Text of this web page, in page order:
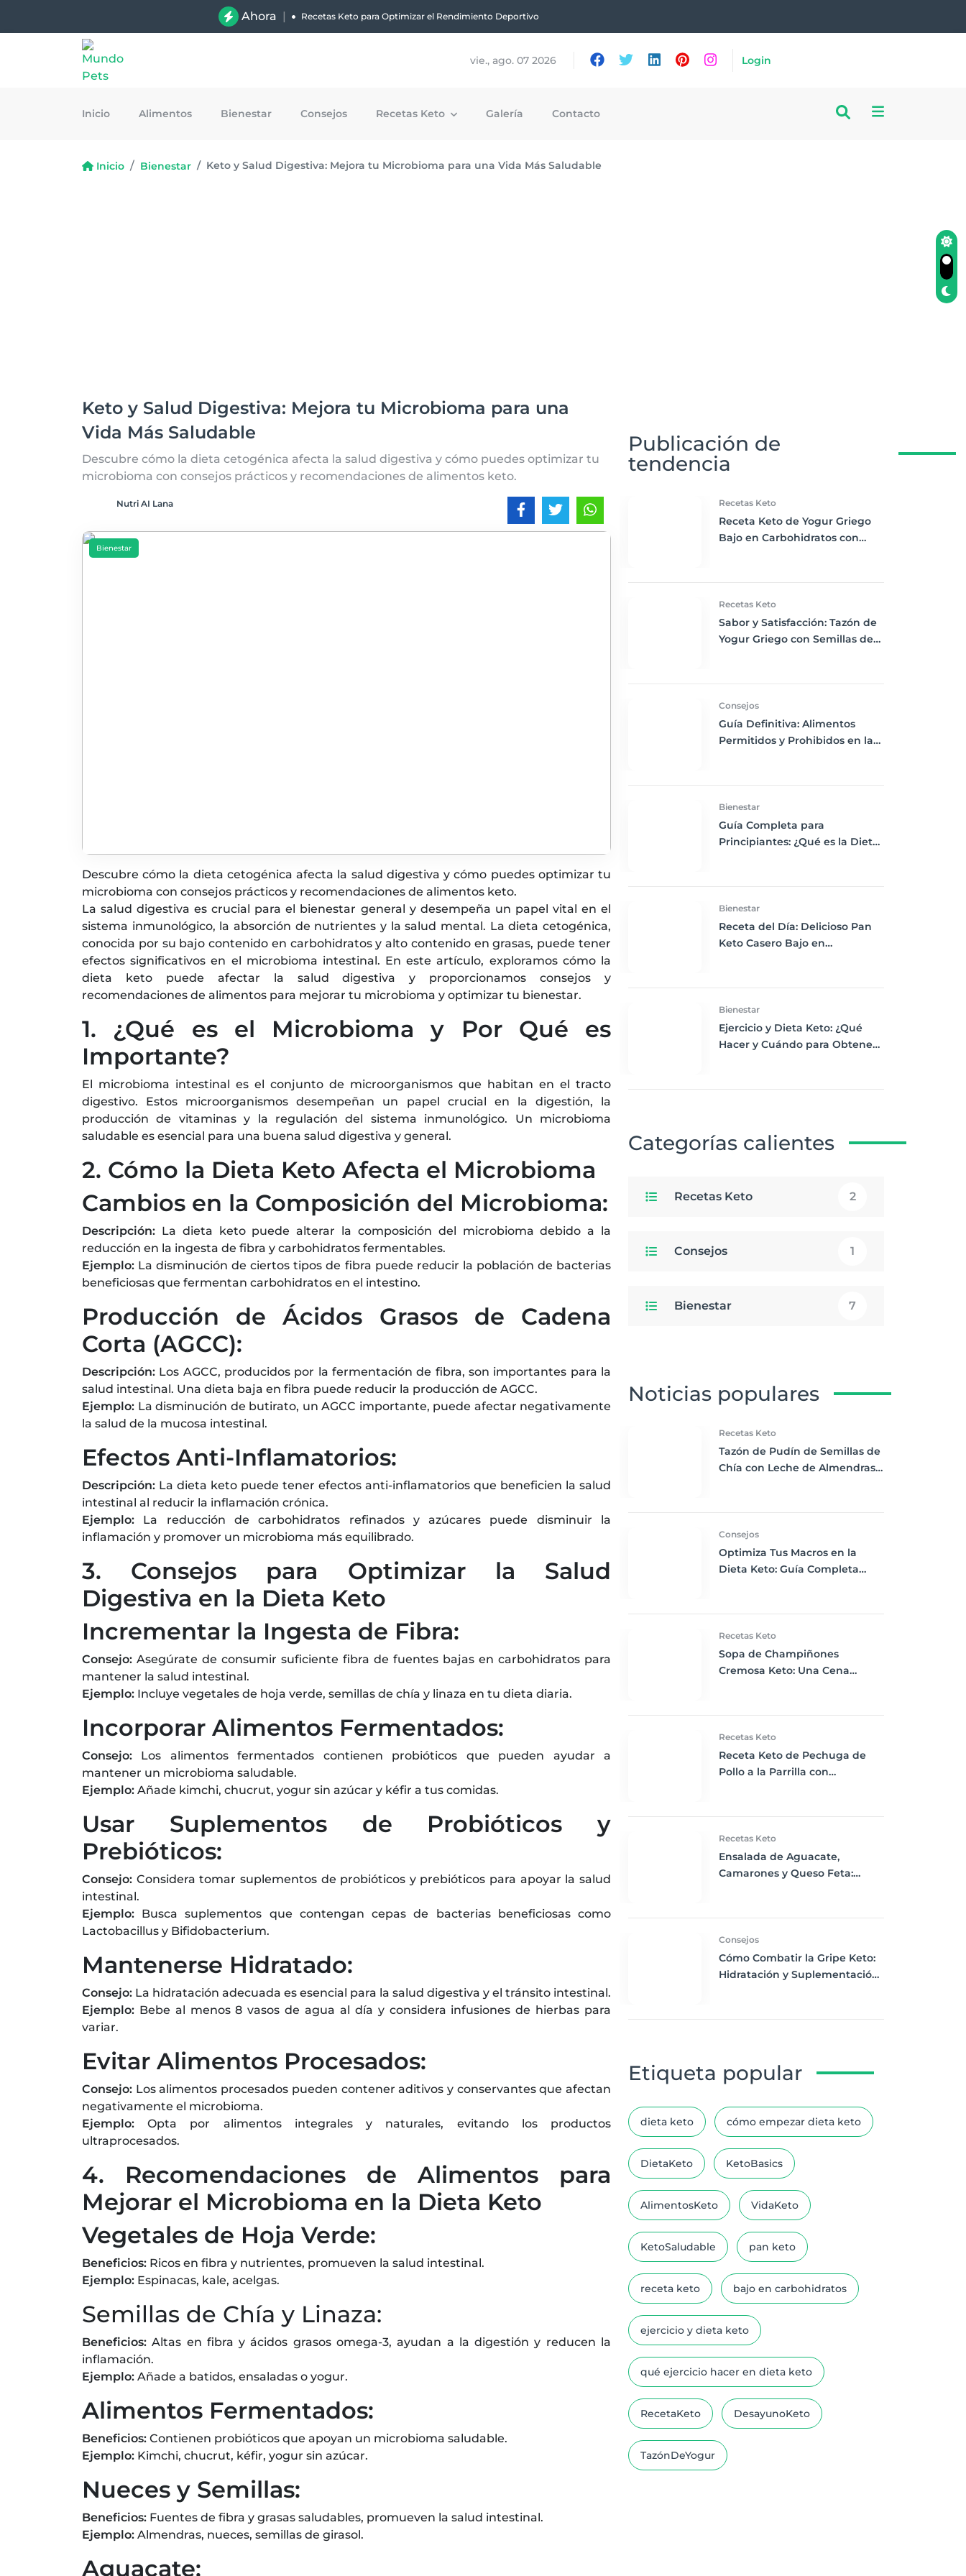
Ahora | Recetas Keto para Optimizar el Rendimiento Deportivo
vie., ago. 07 2026 Login
Inicio Alimentos Bienestar Consejos Recetas Keto Galería Contacto
Inicio Bienestar Keto y Salud Digestiva: Mejora tu Microbioma para una Vida Más Saludable
Keto y Salud Digestiva: Mejora tu Microbioma para una
Vida Más Saludable
Descubre cómo la dieta cetogénica afecta la salud digestiva y cómo puedes optimizar tu
microbioma con consejos prácticos y recomendaciones de alimentos keto.
Nutri AI Lana
Bienestar
Descubre cómo la dieta cetogénica afecta la salud digestiva y cómo puedes optimizar tu
microbioma con consejos prácticos y recomendaciones de alimentos keto.
La salud digestiva es crucial para el bienestar general y desempeña un papel vital en el
sistema inmunológico, la absorción de nutrientes y la salud mental. La dieta cetogénica,
conocida por su bajo contenido en carbohidratos y alto contenido en grasas, puede tener
efectos significativos en el microbioma intestinal. En este artículo, exploramos cómo la
dieta keto puede afectar la salud digestiva y proporcionamos consejos y
recomendaciones de alimentos para mejorar tu microbioma y optimizar tu bienestar.
1. ¿Qué es el Microbioma y Por Qué es
Importante?
El microbioma intestinal es el conjunto de microorganismos que habitan en el tracto
digestivo. Estos microorganismos desempeñan un papel crucial en la digestión, la
producción de vitaminas y la regulación del sistema inmunológico. Un microbioma
saludable es esencial para una buena salud digestiva y general.
2. Cómo la Dieta Keto Afecta el Microbioma
Cambios en la Composición del Microbioma:
Descripción: La dieta keto puede alterar la composición del microbioma debido a la
reducción en la ingesta de fibra y carbohidratos fermentables.
Ejemplo: La disminución de ciertos tipos de fibra puede reducir la población de bacterias
beneficiosas que fermentan carbohidratos en el intestino.
Producción de Ácidos Grasos de Cadena
Corta (AGCC):
Descripción: Los AGCC, producidos por la fermentación de fibra, son importantes para la
salud intestinal. Una dieta baja en fibra puede reducir la producción de AGCC.
Ejemplo: La disminución de butirato, un AGCC importante, puede afectar negativamente
la salud de la mucosa intestinal.
Efectos Anti-Inflamatorios:
Descripción: La dieta keto puede tener efectos anti-inflamatorios que beneficien la salud
intestinal al reducir la inflamación crónica.
Ejemplo: La reducción de carbohidratos refinados y azúcares puede disminuir la
inflamación y promover un microbioma más equilibrado.
3. Consejos para Optimizar la Salud
Digestiva en la Dieta Keto
Incrementar la Ingesta de Fibra:
Consejo: Asegúrate de consumir suficiente fibra de fuentes bajas en carbohidratos para
mantener la salud intestinal.
Ejemplo: Incluye vegetales de hoja verde, semillas de chía y linaza en tu dieta diaria.
Incorporar Alimentos Fermentados:
Consejo: Los alimentos fermentados contienen probióticos que pueden ayudar a
mantener un microbioma saludable.
Ejemplo: Añade kimchi, chucrut, yogur sin azúcar y kéfir a tus comidas.
Usar Suplementos de Probióticos y
Prebióticos:
Consejo: Considera tomar suplementos de probióticos y prebióticos para apoyar la salud
intestinal.
Ejemplo: Busca suplementos que contengan cepas de bacterias beneficiosas como
Lactobacillus y Bifidobacterium.
Mantenerse Hidratado:
Consejo: La hidratación adecuada es esencial para la salud digestiva y el tránsito intestinal.
Ejemplo: Bebe al menos 8 vasos de agua al día y considera infusiones de hierbas para
variar.
Evitar Alimentos Procesados:
Consejo: Los alimentos procesados pueden contener aditivos y conservantes que afectan
negativamente el microbioma.
Ejemplo: Opta por alimentos integrales y naturales, evitando los productos
ultraprocesados.
4. Recomendaciones de Alimentos para
Mejorar el Microbioma en la Dieta Keto
Vegetales de Hoja Verde:
Beneficios: Ricos en fibra y nutrientes, promueven la salud intestinal.
Ejemplo: Espinacas, kale, acelgas.
Semillas de Chía y Linaza:
Beneficios: Altas en fibra y ácidos grasos omega-3, ayudan a la digestión y reducen la
inflamación.
Ejemplo: Añade a batidos, ensaladas o yogur.
Alimentos Fermentados:
Beneficios: Contienen probióticos que apoyan un microbioma saludable.
Ejemplo: Kimchi, chucrut, kéfir, yogur sin azúcar.
Nueces y Semillas:
Beneficios: Fuentes de fibra y grasas saludables, promueven la salud intestinal.
Ejemplo: Almendras, nueces, semillas de girasol.
Aguacate:
Publicación de
tendencia
Recetas Keto
Receta Keto de Yogur Griego
Bajo en Carbohidratos con
Recetas Keto
Sabor y Satisfacción: Tazón de
Yogur Griego con Semillas de
Consejos
Guía Definitiva: Alimentos
Permitidos y Prohibidos en la
Bienestar
Guía Completa para
Principiantes: ¿Qué es la Dieta
Bienestar
Receta del Día: Delicioso Pan
Keto Casero Bajo en
Bienestar
Ejercicio y Dieta Keto: ¿Qué
Hacer y Cuándo para Obtener
Categorías calientes
Recetas Keto 2
Consejos 1
Bienestar 7
Noticias populares
Recetas Keto
Tazón de Pudín de Semillas de
Chía con Leche de Almendras
Consejos
Optimiza Tus Macros en la
Dieta Keto: Guía Completa
Recetas Keto
Sopa de Champiñones
Cremosa Keto: Una Cena
Recetas Keto
Receta Keto de Pechuga de
Pollo a la Parrilla con
Recetas Keto
Ensalada de Aguacate,
Camarones y Queso Feta:
Consejos
Cómo Combatir la Gripe Keto:
Hidratación y Suplementación
Etiqueta popular
dieta keto cómo empezar dieta keto
DietaKeto KetoBasics
AlimentosKeto VidaKeto
KetoSaludable pan keto
receta keto bajo en carbohidratos
ejercicio y dieta keto
qué ejercicio hacer en dieta keto
RecetaKeto DesayunoKeto
TazónDeYogur